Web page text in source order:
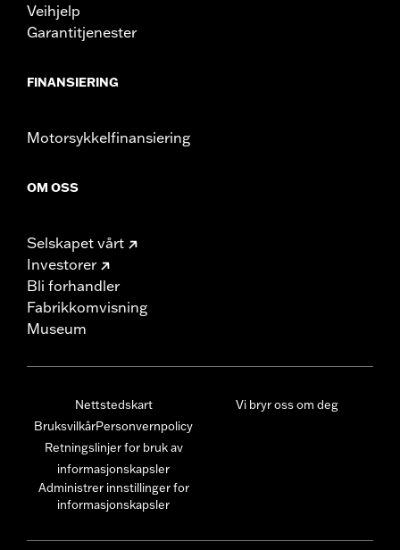
Veihjelp
Garantitjenester
FINANSIERING
Motorsykkelfinansiering
OM OSS
Selskapet vårt
Investorer
Bli forhandler
Fabrikkomvisning
Museum
Nettstedskart
BruksvilkårPersonvernpolicy
Retningslinjer for bruk av
informasjonskapsler
Administrer innstillinger for
informasjonskapsler
Vi bryr oss om deg